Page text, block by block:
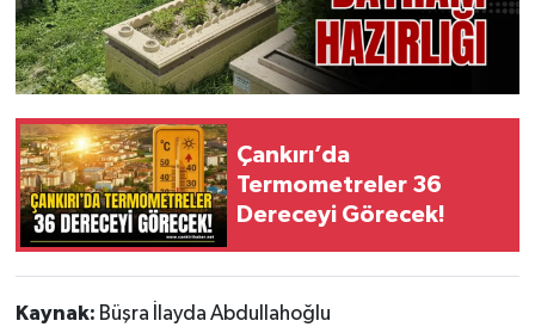
Çankırı’da
Termometreler 36
Dereceyi Görecek!
Kaynak: Büşra İlayda Abdullahoğlu